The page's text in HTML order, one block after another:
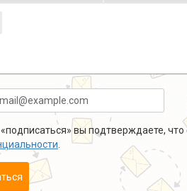
вы подтверждаете, что